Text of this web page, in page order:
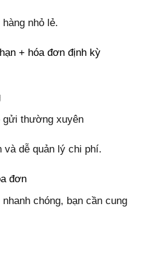
nhỏ lẻ.
+ hóa đơn định kỳ
gửi thường xuyên
dễ quản lý chi phí.
đơn
chóng, bạn cần cung